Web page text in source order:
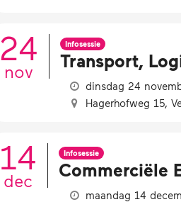
24
nov
Infosessie
Transport,
dinsdag 24
Hagerhofweg 15,
14
dec
Infosessie
Commerciële
maandag 14